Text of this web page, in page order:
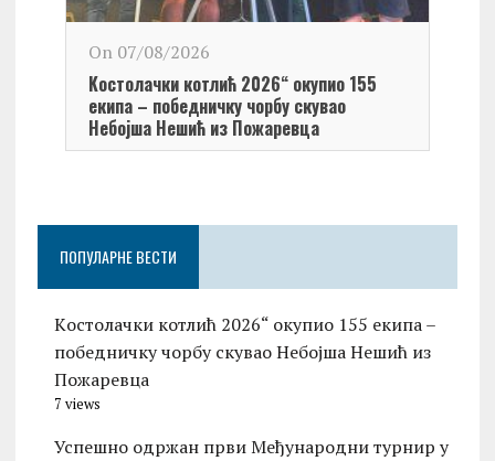
On 07/08/2026
Kостолачки котлић 2026“ окупио 155
екипа – победничку чорбу скувао
Небојша Нешић из Пожаревца
ПОПУЛАРНЕ ВЕСТИ
Kостолачки котлић 2026“ окупио 155 екипа –
победничку чорбу скувао Небојша Нешић из
Пожаревца
7 views
Успешно одржан први Међународни турнир у